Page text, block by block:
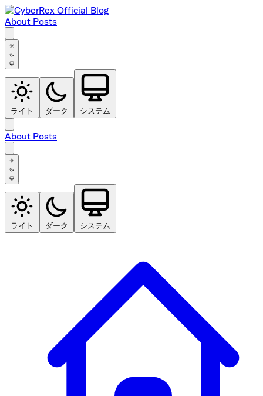
About Posts
ライト ダーク システム
About Posts
ライト ダーク システム